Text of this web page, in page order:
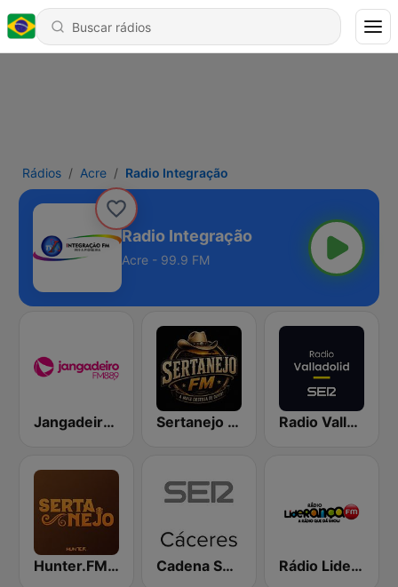
Rádios Acre Radio Integração
Radio Integração
Acre - 99.9 FM
Jangadeiro FM 88.9 Sertanejo FM Radio Valladolid SER
Hunter.FM - Sertanejo Cadena SER Cáceres Rádio Liderança FM